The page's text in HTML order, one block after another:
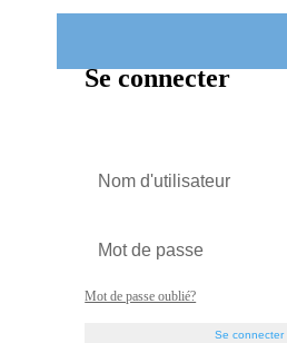
Se connecter
Mot de passe oublié?
Se connecter